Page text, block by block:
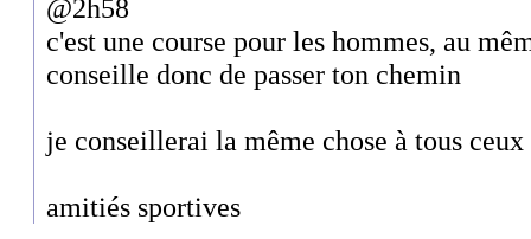
@2h58
c'est une course pour les hommes, au
conseille donc de passer ton chemin
je conseillerai la même chose à tous
amitiés sportives